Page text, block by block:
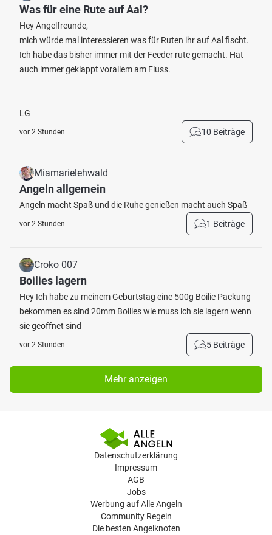
Was für eine Rute auf Aal?
Hey Angelfreunde,
mich würde mal interessieren was für Ruten ihr auf Aal fischt.
Ich habe das bisher immer mit der Feeder rute gemacht. Hat
auch immer geklappt vorallem am Fluss.
LG
vor 2 Stunden 10 Beiträge
Miamarielehwald
Angeln allgemein
Angeln macht Spaß und die Ruhe genießen macht auch Spaß
vor 2 Stunden 1 Beiträge
Croko 007
Boilies lagern
Hey Ich habe zu meinem Geburtstag eine 500g Boilie Packung
bekommen es sind 20mm Boilies wie muss ich sie lagern wenn
sie geöffnet sind
vor 2 Stunden 5 Beiträge
Mehr anzeigen
Datenschutzerklärung
Impressum
AGB
Jobs
Werbung auf Alle Angeln
Community Regeln
Die besten Angelknoten